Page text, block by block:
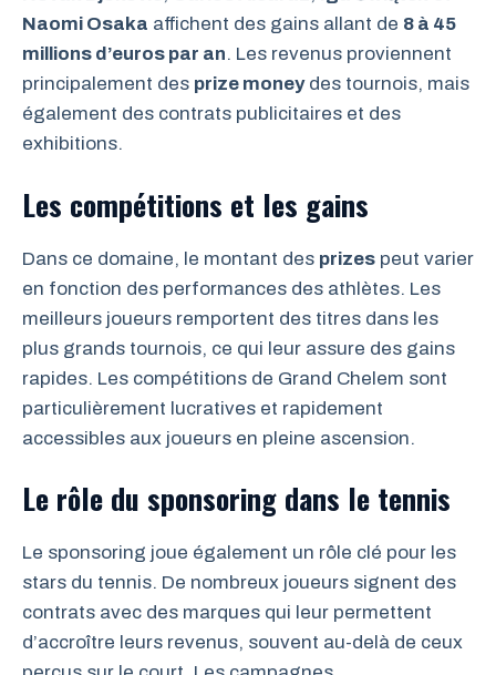
Naomi Osaka affichent des gains allant de 8 à 45
millions d’euros par an. Les revenus proviennent
principalement des prize moneydes tournois, mais
également des contrats publicitaires et des
exhibitions.
Les compétitions et les gains
Dans ce domaine, le montant des prizes peut varier
en fonction des performances des athlètes. Les
meilleurs joueurs remportent des titres dans les
plus grands tournois, ce qui leur assure des gains
rapides. Les compétitions de Grand Chelem sont
particulièrement lucratives et rapidement
accessibles aux joueurs en pleine ascension.
Le rôle du sponsoring dans le tennis
Le sponsoring joue également un rôle clé pour les
stars du tennis. De nombreux joueurs signent des
contrats avec des marques qui leur permettent
d’accroître leurs revenus, souvent au-delà de ceux